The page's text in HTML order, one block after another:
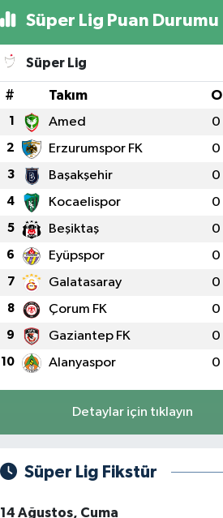
Süper Lig Puan Durumu
Süper Lig
# Takım O
1 Amed 0
2 Erzurumspor FK 0
3 Başakşehir 0
4 Kocaelispor 0
5 Beşiktaş 0
6 Eyüpspor 0
7 Galatasaray 0
8 Çorum FK 0
9 Gaziantep FK 0
10 Alanyaspor 0
Detaylar için tıklayın
Süper Lig Fikstür
14 Ağustos, Cuma